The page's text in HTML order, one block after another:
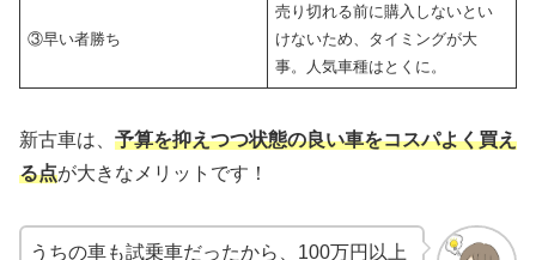
③早い者勝ち
売り切れる前に購入しないとい
けないため、タイミングが大
事。人気車種はとくに。
新古車は、 予算を抑えつつ状態の良い車をコスパよく買え
る点が大きなメリットです！
うちの車も試乗車だったから、100万円以上